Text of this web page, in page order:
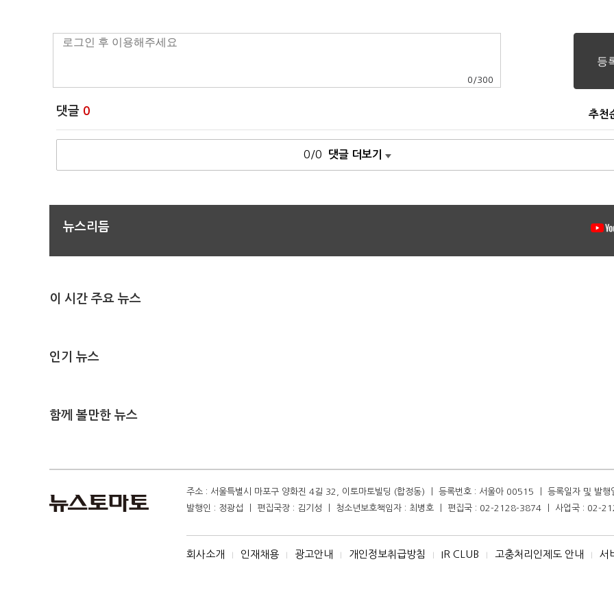
0 /300
댓글 0 추천
0/0 댓글 더보기
뉴스리듬
이 시간 주요 뉴스
인기 뉴스
함께 볼만한 뉴스
주소 : 서울특별시 마포구 양화진 4길 32, 이토마토빌딩 (합정동) ㅣ 등록번호 : 서울아 00515 ㅣ 등록일자 및 발
발행인 : 정광섭 ㅣ 편집국장 : 김기성 ㅣ 청소년보호책임자 : 최병호 ㅣ 편집국 : 02-2128-3874 ㅣ 사업국 : 02-
회사소개 I 인재채용 I 광고안내 I 개인정보취급방침 I IR CLUB I 고충처리인제도 안내 I 서